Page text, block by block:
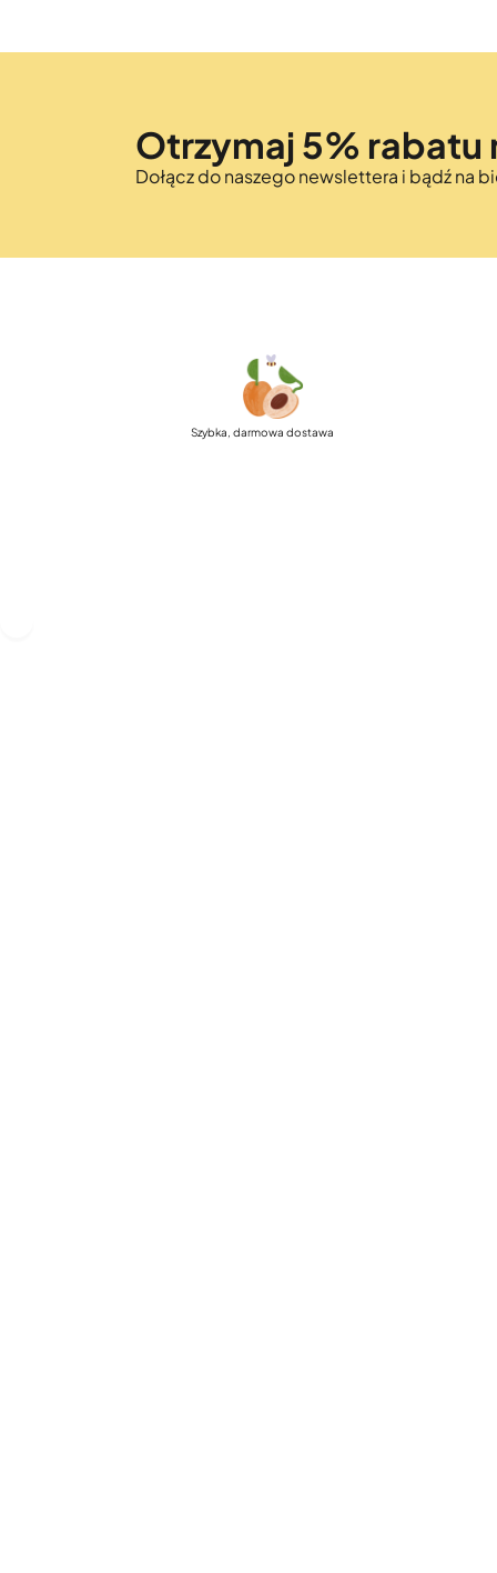
Otrzymaj 5% rabatu
Dołącz do naszego newslettera i bądź na
Szybka, darmowa dostawa